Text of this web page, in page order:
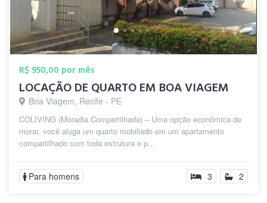
R$ 950,00 por mês
LOCAÇÃO DE QUARTO EM BOA VIAGEM
Boa Viagem, Recife - PE
COLIVING (Moradia Compartilhada) – Uma opção econômica de
morar, você aluga um quarto mobiliado em um apartamento
compartilhado com toda estrutura e p...
Para homens 3 2